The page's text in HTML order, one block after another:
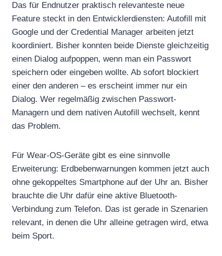
Das für Endnutzer praktisch relevanteste neue
Feature steckt in den Entwicklerdiensten: Autofill mit
Google und der Credential Manager arbeiten jetzt
koordiniert. Bisher konnten beide Dienste gleichzeitig
einen Dialog aufpoppen, wenn man ein Passwort
speichern oder eingeben wollte. Ab sofort blockiert
einer den anderen – es erscheint immer nur ein
Dialog. Wer regelmäßig zwischen Passwort-
Managern und dem nativen Autofill wechselt, kennt
das Problem.
Für Wear-OS-Geräte gibt es eine sinnvolle
Erweiterung: Erdbebenwarnungen kommen jetzt auch
ohne gekoppeltes Smartphone auf der Uhr an. Bisher
brauchte die Uhr dafür eine aktive Bluetooth-
Verbindung zum Telefon. Das ist gerade in Szenarien
relevant, in denen die Uhr alleine getragen wird, etwa
beim Sport.